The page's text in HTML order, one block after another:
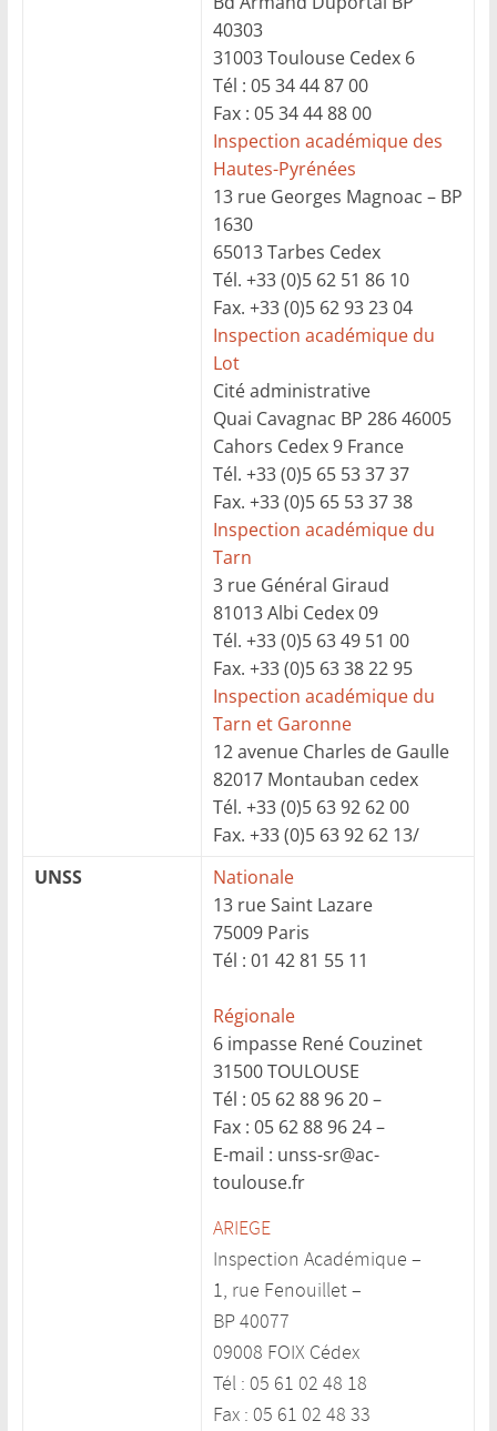
40303
31003 Toulouse Cedex 6
Tél : 05 34 44 87 00
Fax : 05 34 44 88 00
Inspection académique des
Hautes-Pyrénées
13 rue Georges Magnoac – BP
1630
65013 Tarbes Cedex
Tél. +33 (0)5 62 51 86 10
Fax. +33 (0)5 62 93 23 04
Inspection académique du
Lot
Cité administrative
Quai Cavagnac BP 286 46005
Cahors Cedex 9 France
Tél. +33 (0)5 65 53 37 37
Fax. +33 (0)5 65 53 37 38
Inspection académique du
Tarn
3 rue Général Giraud
81013 Albi Cedex 09
Tél. +33 (0)5 63 49 51 00
Fax. +33 (0)5 63 38 22 95
Inspection académique du
Tarn et Garonne
12 avenue Charles de Gaulle
82017 Montauban cedex
Tél. +33 (0)5 63 92 62 00
Fax. +33 (0)5 63 92 62 13/
UNSS
Nationale
13 rue Saint Lazare
75009 Paris
Tél : 01 42 81 55 11
Régionale
6 impasse René Couzinet
31500 TOULOUSE
Tél : 05 62 88 96 20 –
Fax : 05 62 88 96 24 –
E-mail : unss-sr@ac-
toulouse.fr
ARIEGE
Inspection Académique –
1, rue Fenouillet –
BP 40077
09008 FOIX Cédex
Tél : 05 61 02 48 18
Fax : 05 61 02 48 33